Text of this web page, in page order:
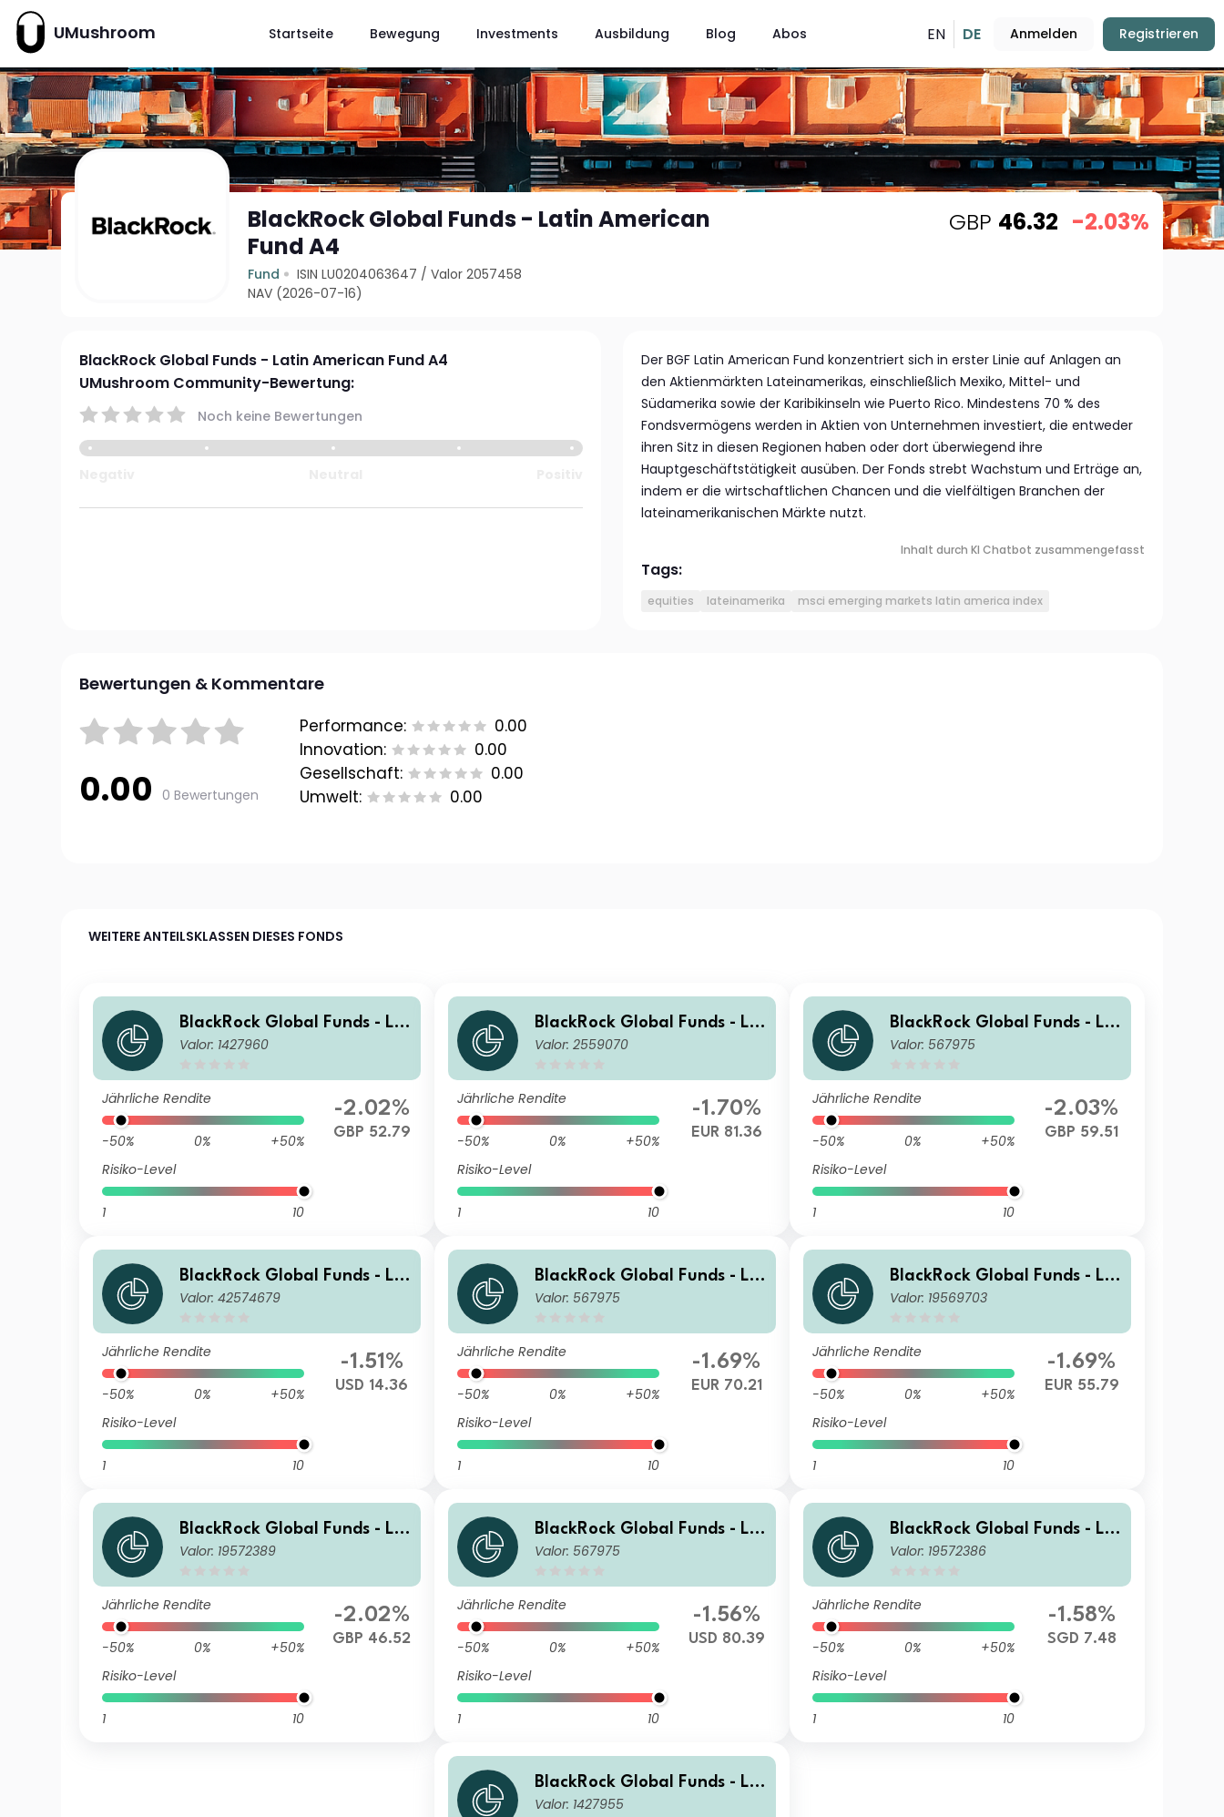
UMushroom Startseite Bewegung Investments Ausbildung Blog Abos EN DE Anmelden Registrieren
BlackRock Global Funds - Latin American
Fund A4
Fund ISIN LU0204063647 /Valor 2057458
NAV (2026-07-16)
GBP 46.32 -2.03%
BlackRock Global Funds - Latin American Fund A4
UMushroom Community-Bewertung:
Noch keine Bewertungen
Der BGF Latin American Fund konzentriert sich in erster Linie auf Anlagen an
den Aktienmärkten Lateinamerikas, einschließlich Mexiko, Mittel- und
Südamerika sowie der Karibikinseln wie Puerto Rico. Mindestens 70 % des
Fondsvermögens werden in Aktien von Unternehmen investiert, die entweder
ihren Sitz in diesen Regionen haben oder dort überwiegend ihre
Hauptgeschäftstätigkeit ausüben. Der Fonds strebt Wachstum und Erträge an,
indem er die wirtschaftlichen Chancen und die vielfältigen Branchen der
lateinamerikanischen Märkte nutzt.
Inhalt durch KI Chatbot zusammengefasst
Tags:
equities lateinamerika msci emerging markets latin america index
Bewertungen & Kommentare
0.00 0 Bewertungen
Performance:
0.00
Innovation:
0.00
Gesellschaft:
0.00
Umwelt:
0.00
WEITERE ANTEILSKLASSEN DIESES FONDS
BlackRock Global Funds - La
tin American Fund E2
Valor: 1427960
Jährliche Rendite
-50% 0%
+50%
Risiko-Level
1 10
-2.02%
GBP 52.79
BlackRock Global Funds - La
tin American Fund D2
Valor: 2559070
Jährliche Rendite
-50% 0%
+50%
Risiko-Level
1 10
-1.70%
EUR 81.36
BlackRock Global Funds - La
tin American Fund A2
Valor: 567975
Jährliche Rendite
-50% 0%
+50%
Risiko-Level
1 10
-2.03%
GBP 59.51
BlackRock Global Funds - La
tin American Fund I2
Valor: 42574679
Jährliche Rendite
-50% 0%
+50%
Risiko-Level
1 10
-1.51%
USD 14.36
BlackRock Global Funds - La
tin American Fund A2
Valor: 567975
Jährliche Rendite
-50% 0%
+50%
Risiko-Level
1 10
-1.69%
EUR 70.21
BlackRock Global Funds - La
tin American Fund D4
Valor: 19569703
Jährliche Rendite
-50% 0%
+50%
Risiko-Level
1 10
-1.69%
EUR 55.79
BlackRock Global Funds - La
tin American Fund D4
Valor: 19572389
Jährliche Rendite
-50% 0%
+50%
Risiko-Level
1 10
-2.02%
GBP 46.52
BlackRock Global Funds - La
tin American Fund A2
Valor: 567975
Jährliche Rendite
-50% 0%
+50%
Risiko-Level
1 10
-1.56%
USD 80.39
BlackRock Global Funds - La
tin American Fund D2 SGD H
Valor: 19572386
Jährliche Rendite
-50% 0%
+50%
Risiko-Level
1 10
-1.58%
SGD 7.48
BlackRock Global Funds - La
tin American Fund C2
Valor: 1427955